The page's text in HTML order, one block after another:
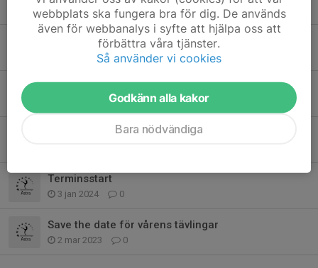
10 sep 2024 0
24 apr 2024 0
Ditt barn och sociala medier
0
Terminsstart
3 jan 2024 0
Save the date för vårens tävlingar
2 mar 2023 0
webbplats ska fungera bra för dig. De används
även för webbanalys i syfte att hjälpa oss att
förbättra våra tjänster.
Så använder vi cookies
Godkänn alla kakor
Bara nödvändiga